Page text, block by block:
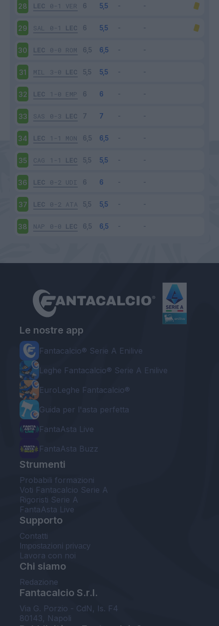
28 LEC 0-1 VER
29 SAL 0-1 LEC
30 LEC 0-0 ROM
31 MIL 3-0 LEC
32 LEC 1-0 EMP
33 SAS 0-3 LEC
34 LEC 1-1 MON
35 CAG 1-1 LEC
36 LEC 0-2 UDI
37 LEC 0-2 ATA
38 NAP 0-0 LEC
Le nostre app
Fantacalcio® Serie A Enilive
Leghe Fantacalcio® Serie A Enilive
EuroLeghe Fantacalcio®
Guida per l'asta perfetta
FantaAsta Live
FantaAsta Buzz
Strumenti
Probabili formazioni
Voti Fantacalcio Serie A
Rigoristi Serie A
FantaAsta Live
Supporto
Contatti
Impostazioni privacy
Lavora con noi
Chi siamo
Redazione
Fantacalcio S.r.l.
Via G. Porzio - CdN, Is. F4
80143, Napoli